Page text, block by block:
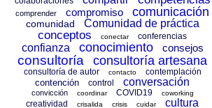
comprender compromiso comunicación
comunidad Comunidad de práctica
conceptos conectar conferencias
confianza conocimiento consejos
consultoría consultoría artesana
consultoría de autor contacto contemplación
contención control conversación
convicción coordinar COVID19 coworking
creatividad crisalida crisis cuidar cultura